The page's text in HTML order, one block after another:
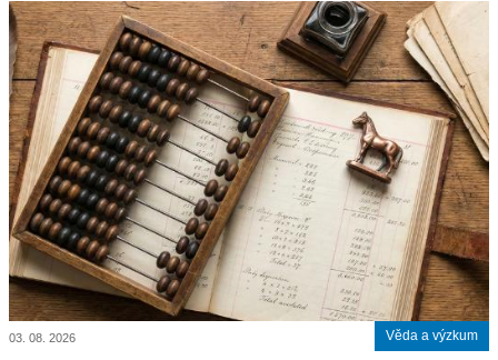
Věda a výzkum
03. 08. 2026